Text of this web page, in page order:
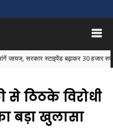
सरकार स्टाइपेंड बढ़ाकर 30 हजार रुपये करे:
ठिठके विरोधी
बड़ा खुलासा